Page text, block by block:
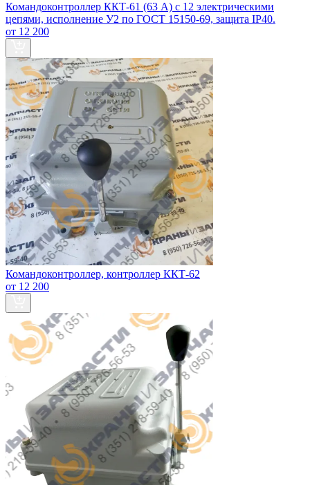
Командоконтроллер ККТ‑61 (63 А) с 12 электрическими
цепями, исполнение У2 по ГОСТ 15150‑69, защита IP40.
от 12 200
Командоконтроллер, контроллер ККТ-62
от 12 200